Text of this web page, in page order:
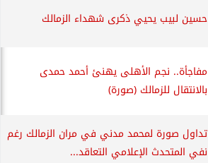
حسين لبيب يحيي ذكرى شهداء الزمالك
مفاجأة.. نجم الأهلى يهنئ أحمد حمدى
بالانتقال للزمالك (صورة)
تداول صورة لمحمد مدني في مران الزمالك رغم
نفي المتحدث الإعلامي التعاقد...